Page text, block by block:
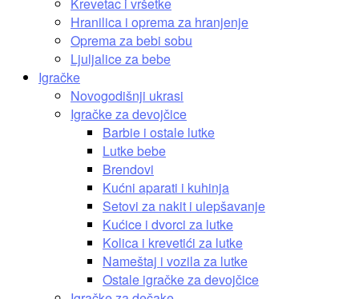
Hranilica i oprema za hranjenje
Oprema za bebi sobu
Ljuljalice za bebe
Igračke
Novogodišnji ukrasi
Igračke za devojčice
Barbie i ostale lutke
Lutke bebe
Brendovi
Kućni aparati i kuhinja
Setovi za nakit i ulepšavanje
Kućice i dvorci za lutke
Kolica i krevetići za lutke
Nameštaj i vozila za lutke
Ostale igračke za devojčice